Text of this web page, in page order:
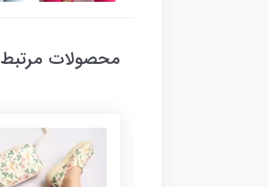
محصولات مرتبط